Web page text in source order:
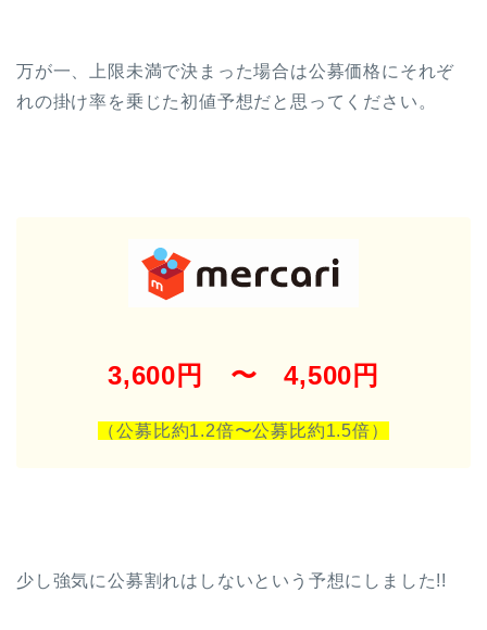
万が一、上限未満で決まった場合は公募価格にそれぞ
れの掛け率を乗じた初値予想だと思ってください。
3,600円 〜 4,500円
（公募比約1.2倍〜公募比約1.5倍）
少し強気に公募割れはしないという予想にしました!!